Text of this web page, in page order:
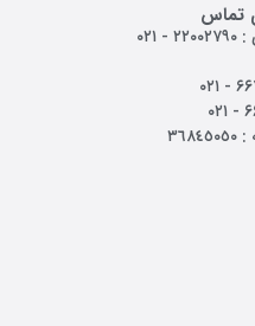
تماس